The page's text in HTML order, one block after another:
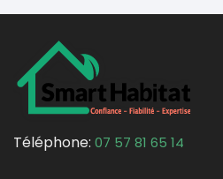
Téléphone: 07 57 81 65 14